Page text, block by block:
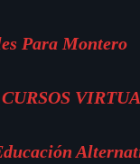
Para Montero